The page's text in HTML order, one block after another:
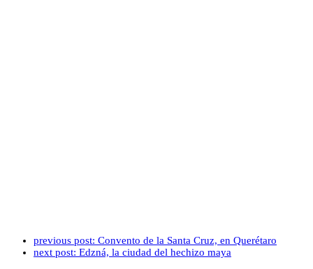
previous post: Convento de la Santa Cruz, en Querétaro
next post: Edzná, la ciudad del hechizo maya